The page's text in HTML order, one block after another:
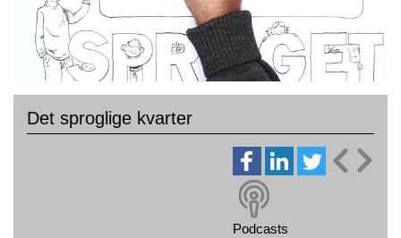
Det sproglige kvarter
Podcasts